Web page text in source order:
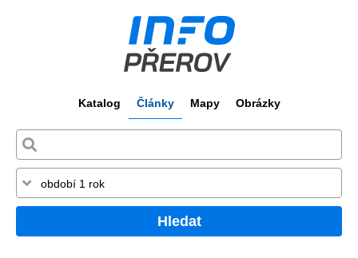
Katalog Články Mapy Obrázky
Hledat